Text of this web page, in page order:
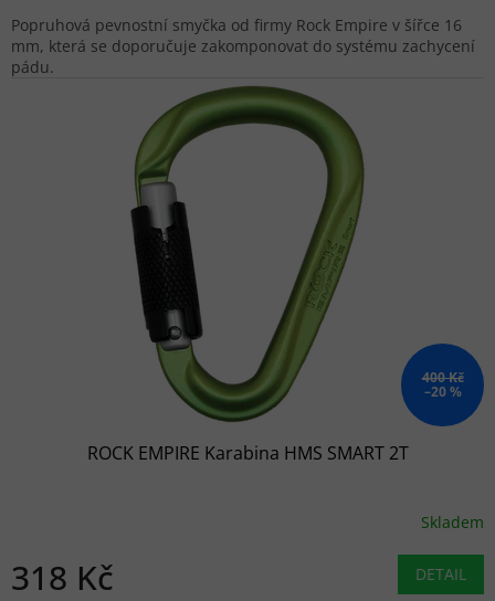
Popruhová pevnostní smyčka od firmy Rock Empire v šířce 16
mm, která se doporučuje zakomponovat do systému zachycení
pádu.
400 Kč
–20 %
ROCK EMPIRE Karabina HMS SMART 2T
Skladem
318 Kč DETAIL